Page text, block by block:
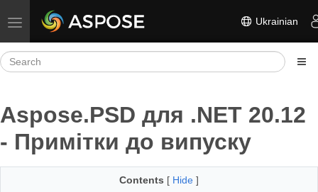
Toggle navigation Ukrainian
Aspose.PSD для .NET 20.12
- Примітки до випуску
Contents [ Hide ]